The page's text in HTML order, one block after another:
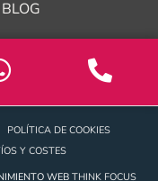
BLOG
POLÍTICA DE COOKIES
Y COSTES
WEB THINK FOCUS